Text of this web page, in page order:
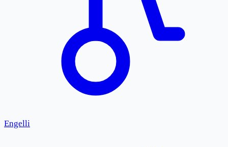
Engelli